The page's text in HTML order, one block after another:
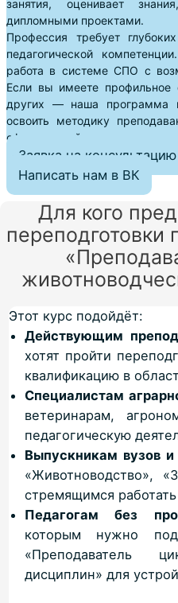
занятия, оценивает
дипломными проектами.
Профессия требует
педагогической
работа в системе СПО с
Если вы имеете профильное
других — наша программа
освоить методику
официальный диплом.
Заявка на консультацию
Написать нам в ВК
Для кого
переподготовки
Этот курс подойдёт:
Действующим
хотят пройти
квалификацию в
Специалистам
ветеринарам,
педагогическую
Выпускникам вузов и
«Животноводство»,
стремящимся
Педагогам без
которым нужно
«Преподаватель
дисциплин» для